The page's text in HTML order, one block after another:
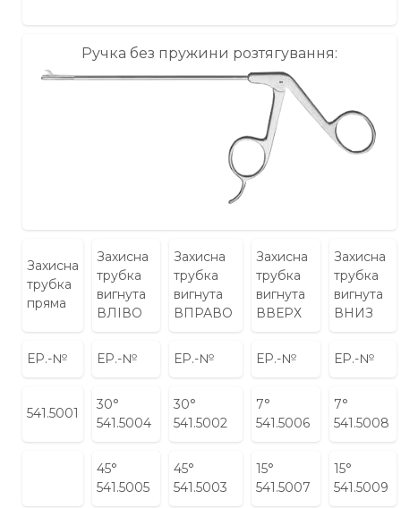
Ручка без пружини розтягування:
Захисна
трубка
пряма
Захисна
трубка
вигнута
ВЛІВО
Захисна
трубка
вигнута
ВПРАВО
Захисна
трубка
вигнута
ВВЕРХ
Захисна
трубка
вигнута
ВНИЗ
ЕР.-№ ЕР.-№ ЕР.-№ ЕР.-№ ЕР.-№
541.5001
30°
541.5004
30°
541.5002
7°
541.5006
7°
541.5008
45°
541.5005
45°
541.5003
15°
541.5007
15°
541.5009